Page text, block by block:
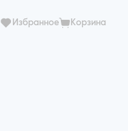
Избранное Корзина